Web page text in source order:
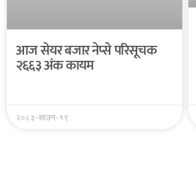
आज सेयर बजार नेप्से परिसूचक
२६६३ अंक कायम
२०८३-साउन-१९